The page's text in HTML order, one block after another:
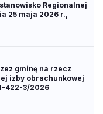
Regionalnej
25 maja 2026 r.,
gminę na rzecz
izby obrachunkowej
422-3/2026